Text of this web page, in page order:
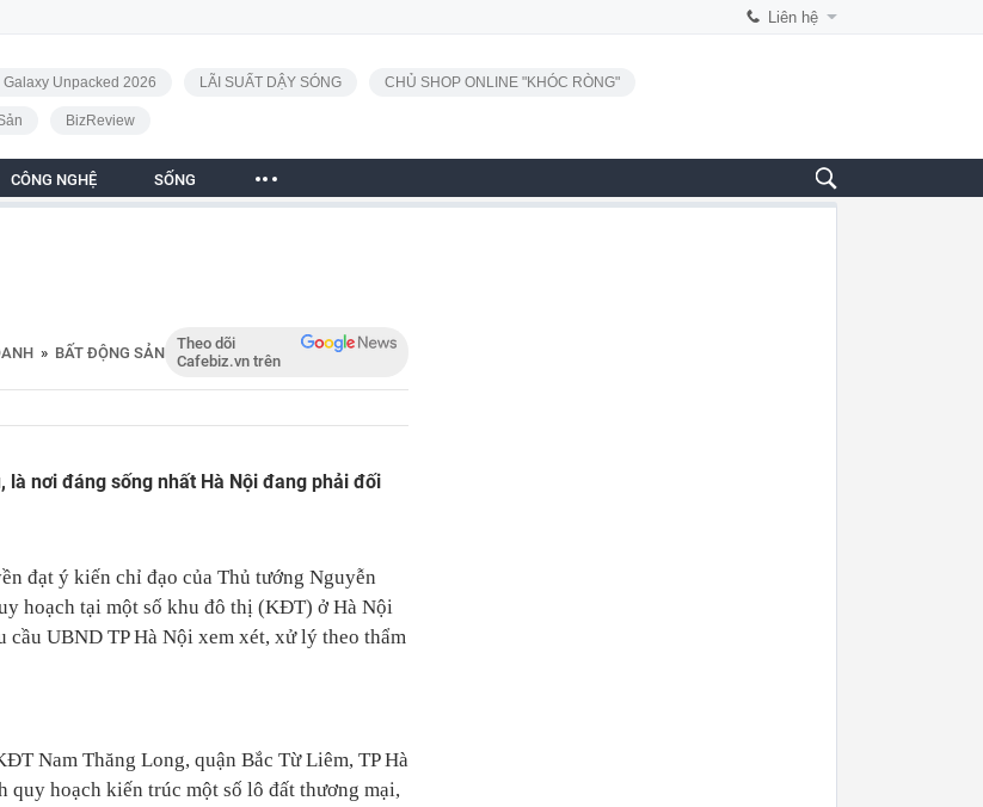
Liên hệ
Unpacked 2026 LÃI SUẤT DẬY SÓNG CHỦ SHOP ONLINE "KHÓC RÒNG"
BizReview
CÔNG NGHỆ SỐNG
» BẤT ĐỘNG SẢN
Theo dõi
Cafebiz.vn trên
nơi đáng sống nhất Hà Nội đang phải đối
đạt ý kiến chỉ đạo của Thủ tướng Nguyễn
hoạch tại một số khu đô thị (KĐT) ở Hà Nội
UBND TP Hà Nội xem xét, xử lý theo thẩm
Nam Thăng Long, quận Bắc Từ Liêm, TP Hà
hoạch kiến trúc một số lô đất thương mại,